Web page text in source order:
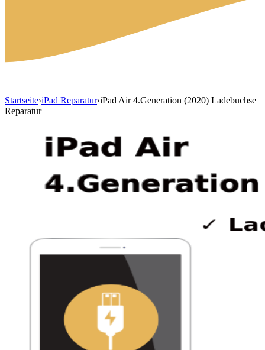
Startseite›iPad Reparatur›iPad Air 4.Generation (2020) Ladebuchse
Reparatur